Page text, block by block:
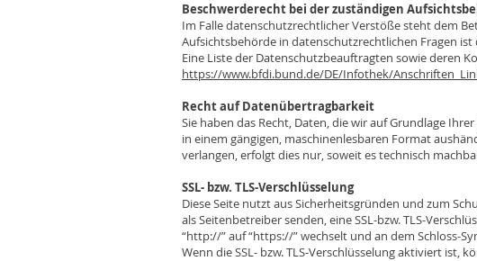
Beschwerderecht bei der zuständigen
Im Falle datenschutzrechtlicher Verstöße steht dem
Aufsichtsbehörde in datenschutzrechtlichen Fragen
Eine Liste der Datenschutzbeauftragten sowie deren
https://www.bfdi.bund.de/DE/Infothek/
Recht auf Datenübertragbarkeit
Sie haben das Recht, Daten, die wir auf Grundlage
in einem gängigen, maschinenlesbaren Format
verlangen, erfolgt dies nur, soweit es technisch
SSL- bzw. TLS-Verschlüsselung
Diese Seite nutzt aus Sicherheitsgründen und zum
als Seitenbetreiber senden, eine SSL-bzw. TLS-
“http://” auf “https://” wechselt und an dem Schloss-
Wenn die SSL- bzw. TLS-Verschlüsselung aktiviert